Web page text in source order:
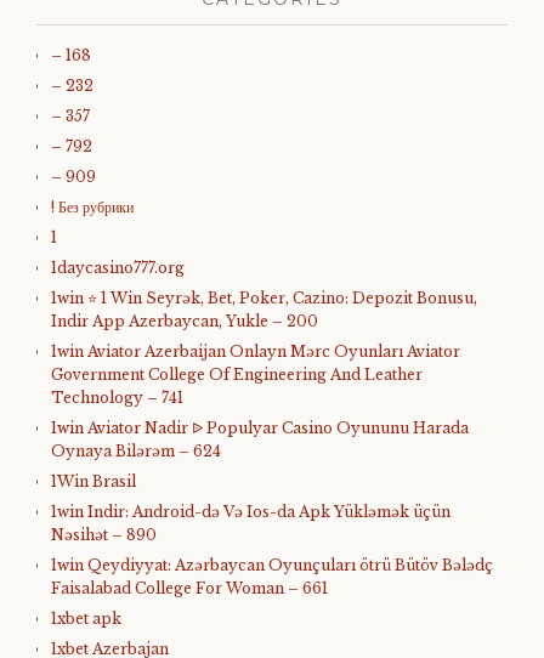
– 168
– 232
– 357
– 792
– 909
! Без рубрики
1
1daycasino777.org
1win ⭐ 1 Win Seyrək, Bet, Poker, Cazino: Depozit Bonusu,
Indir App Azerbaycan, Yukle – 200
1win Aviator Azerbaijan Onlayn Mərc Oyunları Aviator
Government College Of Engineering And Leather
Technology – 741
1win Aviator Nadir ᐉ Populyar Casino Oyununu Harada
Oynaya Bilərəm – 624
1Win Brasil
1win Indir: Android-də Və Ios-da Apk Yükləmək üçün
Nəsihət – 890
1win Qeydiyyat: Azərbaycan Oyunçuları ötrü Bütöv Bələdç
Faisalabad College For Woman – 661
1xbet apk
1xbet Azerbajan